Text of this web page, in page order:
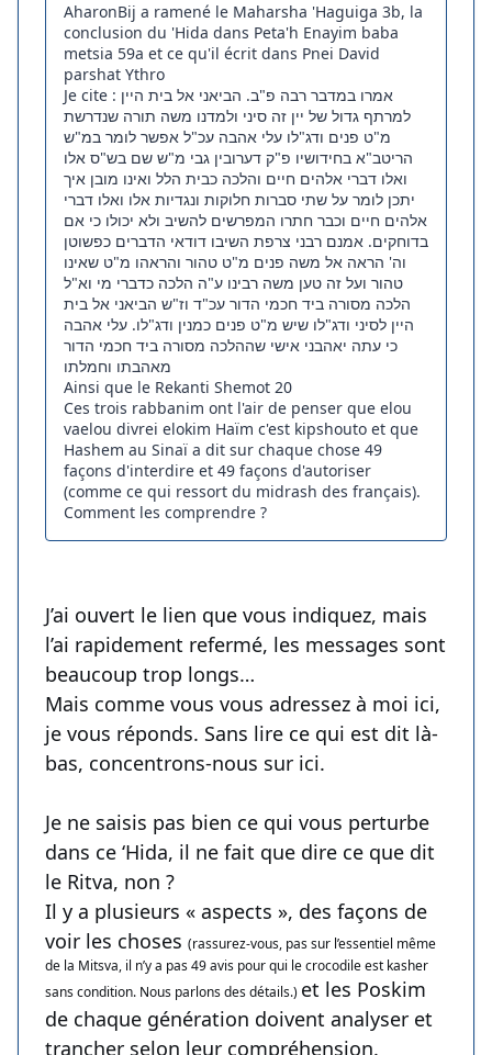
AharonBij a ramené le Maharsha 'Haguiga 3b, la
conclusion du 'Hida dans Peta'h Enayim baba
metsia 59a et ce qu'il écrit dans Pnei David
parshat Ythro
Je cite : אמרו במדבר רבה פ"ב. הביאני אל בית היין
למרתף גדול של יין זה סיני ולמדנו משה תורה שנדרשת
מ"ט פנים ודג"לו עלי אהבה עכ"ל אפשר לומר במ"ש
הריטב"א בחידושיו פ"ק דערובין גבי מ"ש שם בש"ס אלו
ואלו דברי אלהים חיים והלכה כבית הלל ואינו מובן איך
יתכן לומר על שתי סברות חלוקות ונגדיות אלו ואלו דברי
אלהים חיים וכבר חתרו המפרשים להשיב ולא יכולו כי אם
בדוחקים. אמנם רבני צרפת השיבו דודאי הדברים כפשוטן
וה' הראה אל משה פנים מ"ט טהור והראהו מ"ט שאינו
טהור ועל זה טען משה רבינו ע"ה הלכה כדברי מי וא"ל
הלכה מסורה ביד חכמי הדור עכ"ד וז"ש הביאני אל בית
היין לסיני ודג"לו שיש מ"ט פנים כמנין ודג"לו. עלי אהבה
כי עתה יאהבני אישי שההלכה מסורה ביד חכמי הדור
מאהבתו וחמלתו
Ainsi que le Rekanti Shemot 20
Ces trois rabbanim ont l'air de penser que elou
vaelou divrei elokim Haïm c'est kipshouto et que
Hashem au Sinaï a dit sur chaque chose 49
façons d'interdire et 49 façons d'autoriser
(comme ce qui ressort du midrash des français).
Comment les comprendre ?
J’ai ouvert le lien que vous indiquez, mais
l’ai rapidement refermé, les messages sont
beaucoup trop longs…
Mais comme vous vous adressez à moi ici,
je vous réponds. Sans lire ce qui est dit là-
bas, concentrons-nous sur ici.
Je ne saisis pas bien ce qui vous perturbe
dans ce ‘Hida, il ne fait que dire ce que dit
le Ritva, non ?
Il y a plusieurs « aspects », des façons de
voir les choses (rassurez-vous, pas sur l’essentiel même
de la Mitsva, il n’y a pas 49 avis pour qui le crocodile est kasher
sans condition. Nous parlons des détails.) et les Poskim
de chaque génération doivent analyser et
trancher selon leur compréhension.